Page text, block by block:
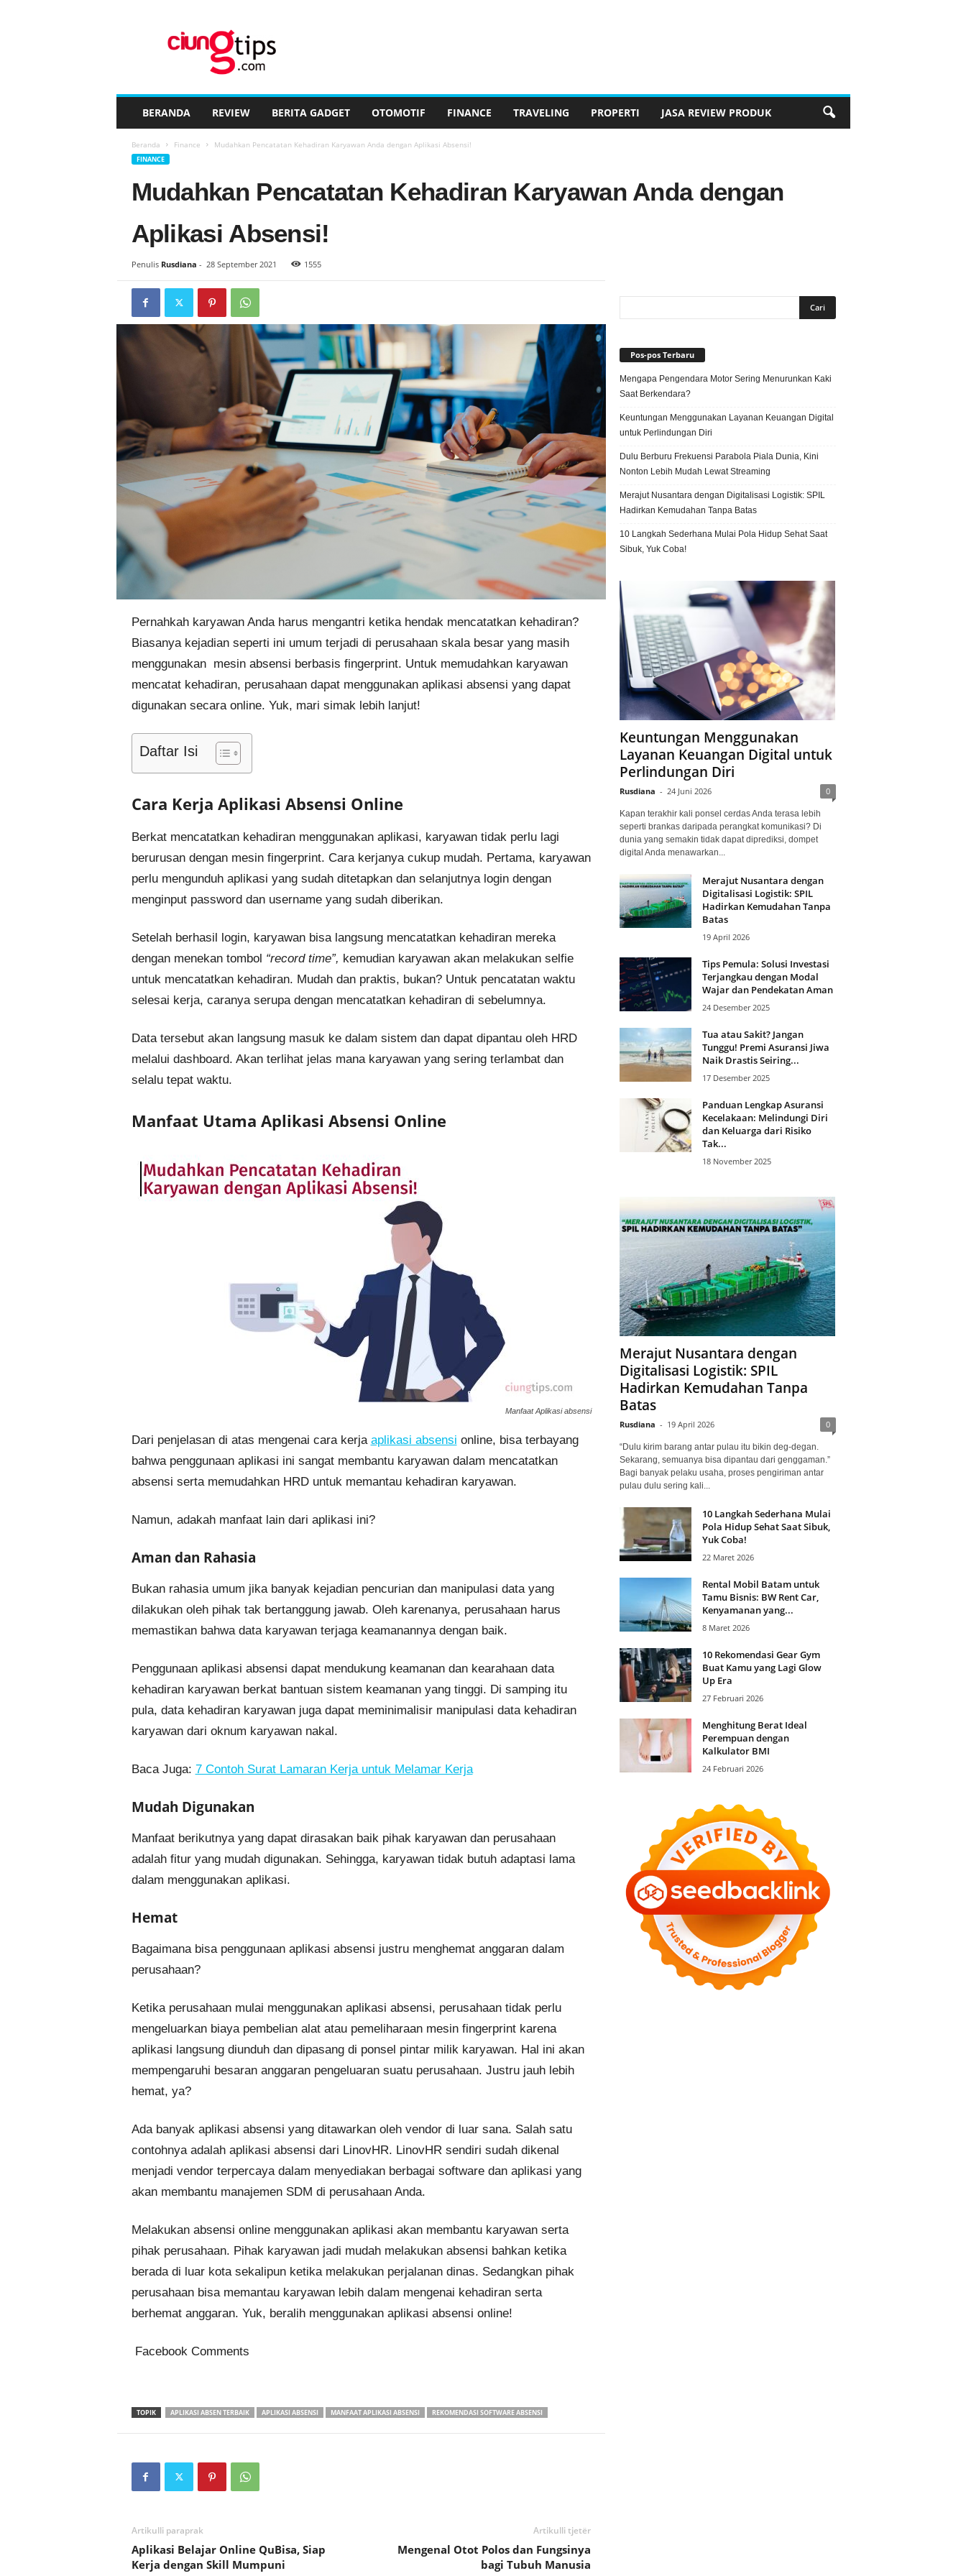
BERANDA REVIEW BERITA GADGET OTOMOTIF FINANCE TRAVELING PROPERTI JASA REVIEW PRODUK
Beranda Finance Mudahkan Pencatatan Kehadiran Karyawan Anda dengan Aplikasi Absensi!
FINANCE
Mudahkan Pencatatan Kehadiran Karyawan Anda dengan
Aplikasi Absensi!
Penulis Rusdiana - 28 September 2021 1555
Pernahkah karyawan Anda harus mengantri ketika hendak mencatatkan kehadiran?
Biasanya kejadian seperti ini umum terjadi di perusahaan skala besar yang masih
menggunakan mesin absensi berbasis fingerprint. Untuk memudahkan karyawan
mencatat kehadiran, perusahaan dapat menggunakan aplikasi absensi yang dapat
digunakan secara online. Yuk, mari simak lebih lanjut!
Daftar Isi
Cara Kerja Aplikasi Absensi Online
Berkat mencatatkan kehadiran menggunakan aplikasi, karyawan tidak perlu lagi
berurusan dengan mesin fingerprint. Cara kerjanya cukup mudah. Pertama, karyawan
perlu mengunduh aplikasi yang sudah ditetapkan dan selanjutnya login dengan
menginput password dan username yang sudah diberikan.
Setelah berhasil login, karyawan bisa langsung mencatatkan kehadiran mereka
dengan menekan tombol “record time”, kemudian karyawan akan melakukan selfie
untuk mencatatkan kehadiran. Mudah dan praktis, bukan? Untuk pencatatan waktu
selesai kerja, caranya serupa dengan mencatatkan kehadiran di sebelumnya.
Data tersebut akan langsung masuk ke dalam sistem dan dapat dipantau oleh HRD
melalui dashboard. Akan terlihat jelas mana karyawan yang sering terlambat dan
selalu tepat waktu.
Manfaat Utama Aplikasi Absensi Online
Manfaat Aplikasi absensi
Dari penjelasan di atas mengenai cara kerja aplikasi absensi online, bisa terbayang
bahwa penggunaan aplikasi ini sangat membantu karyawan dalam mencatatkan
absensi serta memudahkan HRD untuk memantau kehadiran karyawan.
Namun, adakah manfaat lain dari aplikasi ini?
Aman dan Rahasia
Bukan rahasia umum jika banyak kejadian pencurian dan manipulasi data yang
dilakukan oleh pihak tak bertanggung jawab. Oleh karenanya, perusahaan harus
memastikan bahwa data karyawan terjaga keamanannya dengan baik.
Penggunaan aplikasi absensi dapat mendukung keamanan dan kearahaan data
kehadiran karyawan berkat bantuan sistem keamanan yang tinggi. Di samping itu
pula, data kehadiran karyawan juga dapat meminimalisir manipulasi data kehadiran
karyawan dari oknum karyawan nakal.
Baca Juga: 7 Contoh Surat Lamaran Kerja untuk Melamar Kerja
Mudah Digunakan
Manfaat berikutnya yang dapat dirasakan baik pihak karyawan dan perusahaan
adalah fitur yang mudah digunakan. Sehingga, karyawan tidak butuh adaptasi lama
dalam menggunakan aplikasi.
Hemat
Bagaimana bisa penggunaan aplikasi absensi justru menghemat anggaran dalam
perusahaan?
Ketika perusahaan mulai menggunakan aplikasi absensi, perusahaan tidak perlu
mengeluarkan biaya pembelian alat atau pemeliharaan mesin fingerprint karena
aplikasi langsung diunduh dan dipasang di ponsel pintar milik karyawan. Hal ini akan
mempengaruhi besaran anggaran pengeluaran suatu perusahaan. Justru jauh lebih
hemat, ya?
Ada banyak aplikasi absensi yang ditawarkan oleh vendor di luar sana. Salah satu
contohnya adalah aplikasi absensi dari LinovHR. LinovHR sendiri sudah dikenal
menjadi vendor terpercaya dalam menyediakan berbagai software dan aplikasi yang
akan membantu manajemen SDM di perusahaan Anda.
Melakukan absensi online menggunakan aplikasi akan membantu karyawan serta
pihak perusahaan. Pihak karyawan jadi mudah melakukan absensi bahkan ketika
berada di luar kota sekalipun ketika melakukan perjalanan dinas. Sedangkan pihak
perusahaan bisa memantau karyawan lebih dalam mengenai kehadiran serta
berhemat anggaran. Yuk, beralih menggunakan aplikasi absensi online!
Facebook Comments
TOPIK APLIKASI ABSEN TERBAIK APLIKASI ABSENSI MANFAAT APLIKASI ABSENSI REKOMENDASI SOFTWARE ABSENSI
Artikulli paraprak
Aplikasi Belajar Online QuBisa, Siap
Kerja dengan Skill Mumpuni
Artikulli tjetër
Mengenal Otot Polos dan Fungsinya
bagi Tubuh Manusia
Pos-pos Terbaru
Mengapa Pengendara Motor Sering Menurunkan Kaki
Saat Berkendara?
Keuntungan Menggunakan Layanan Keuangan Digital
untuk Perlindungan Diri
Dulu Berburu Frekuensi Parabola Piala Dunia, Kini
Nonton Lebih Mudah Lewat Streaming
Merajut Nusantara dengan Digitalisasi Logistik: SPIL
Hadirkan Kemudahan Tanpa Batas
10 Langkah Sederhana Mulai Pola Hidup Sehat Saat
Sibuk, Yuk Coba!
Keuntungan Menggunakan
Layanan Keuangan Digital untuk
Perlindungan Diri
Rusdiana - 24 Juni 2026 0
Kapan terakhir kali ponsel cerdas Anda terasa lebih
seperti brankas daripada perangkat komunikasi? Di
dunia yang semakin tidak dapat diprediksi, dompet
digital Anda menawarkan...
Merajut Nusantara dengan
Digitalisasi Logistik: SPIL
Hadirkan Kemudahan Tanpa
Batas
19 April 2026
Tips Pemula: Solusi Investasi
Terjangkau dengan Modal
Wajar dan Pendekatan Aman
24 Desember 2025
Tua atau Sakit? Jangan
Tunggu! Premi Asuransi Jiwa
Naik Drastis Seiring...
17 Desember 2025
Panduan Lengkap Asuransi
Kecelakaan: Melindungi Diri
dan Keluarga dari Risiko
Tak...
18 November 2025
Merajut Nusantara dengan
Digitalisasi Logistik: SPIL
Hadirkan Kemudahan Tanpa
Batas
Rusdiana - 19 April 2026 0
“Dulu kirim barang antar pulau itu bikin deg-degan.
Sekarang, semuanya bisa dipantau dari genggaman.”
Bagi banyak pelaku usaha, proses pengiriman antar
pulau dulu sering kali...
10 Langkah Sederhana Mulai
Pola Hidup Sehat Saat Sibuk,
Yuk Coba!
22 Maret 2026
Rental Mobil Batam untuk
Tamu Bisnis: BW Rent Car,
Kenyamanan yang...
8 Maret 2026
10 Rekomendasi Gear Gym
Buat Kamu yang Lagi Glow
Up Era
27 Februari 2026
Menghitung Berat Ideal
Perempuan dengan
Kalkulator BMI
24 Februari 2026